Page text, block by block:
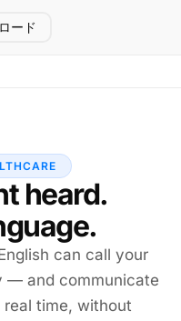
ード
heard.
can call your
— and communicate
time, without